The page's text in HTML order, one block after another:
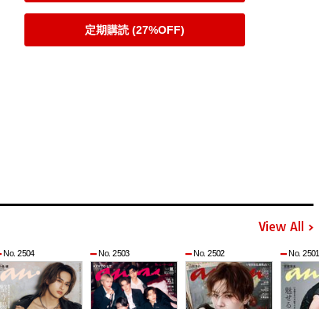
定期購読 (27%OFF)
View All
No. 2504 No. 2503 No. 2502 No. 2501